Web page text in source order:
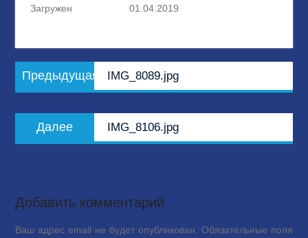
Загружен
01.04.2019
Навигация
по
Предыдущая
запись:
IMG_8089.jpg
Далее
запись:
IMG_8106.jpg
Добавить комментарий
Ваш адрес email не будет опубликован.
Обязательные поля